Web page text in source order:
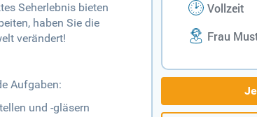
Seherlebnis bieten
haben Sie die
verändert!
Aufgaben:
und -gläsern
Vollzeit
Frau